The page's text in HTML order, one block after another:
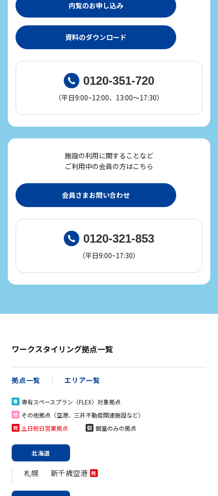
内覧のお申し込み
資料のダウンロード
0120-351-720
（平日9:00~12:00、13:00～17:30）
施設の利用に関することなど
ご利用中の会員の方はこちら
会員さまお問い合わせ
0120-321-853
（平日9:00~17:30）
ワークスタイリング拠点一覧
拠点一覧 エリア一覧
専 専有スペースプラン（FLEX）対象拠点
他 その他拠点（空港、三井不動産関連施設など）
祝 土日祝日営業拠点 個 個室のみの拠点
北海道
札幌 新千歳空港 祝